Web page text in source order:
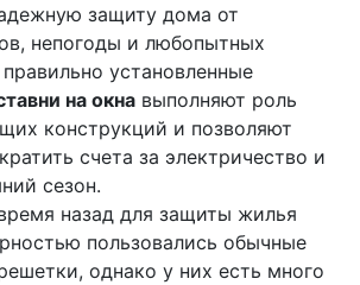
защиту дома от
непогоды и любопытных
установленные
на окна выполняют роль
конструкций и позволяют
счета за электричество и
сезон.
назад для защиты жилья
пользовались обычные
однако у них есть много